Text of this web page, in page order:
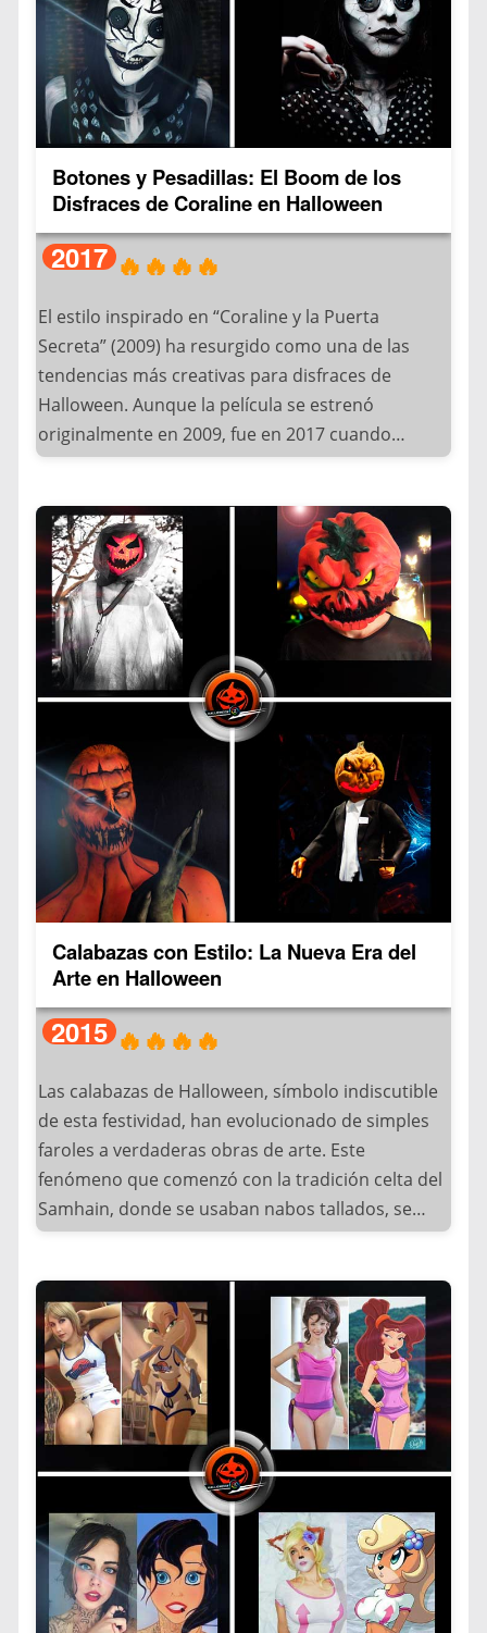
– Jimmy Kimmel imitó a Matt Damon
– Nicole Richie se convirtió en Marie Antoinette
Sin embargo, fue en 2018 cuando alcanzó su peak
gracias a transformaciones como:
– Marilyn Monroe con su icónica pose del vestido
– Michael Jackson en su etapa Thriller
La modelo alemana Heidi Klum, reina indiscutible
de los disfraces de Halloween, llevó esta técnica a
otro nivel cuando: Recreó el look werewolf de
Michael Jackson, reprodujo coreográficamente el
videoclip Thriller e incluyó un séquito de zombies
profesionales.
plataformas como: Instagram (#FaceHalloween
con 2M+ posts), YouTube (tutoriales con 50M+
vistas) y TikTok (challenges de transformación).
Actualmente, la técnica del Face sigue
evolucionando, incorporando inteligencia
artificial y realidad aumentada para crear
disfraces aún más impactantes cada Halloween.
Botones y Pesadillas: El Boom de los
Disfraces de Coraline en Halloween
2017 🔥🔥🔥🔥
El estilo inspirado en “Coraline y la Puerta
Secreta” (2009) ha resurgido como una de las
tendencias más creativas para disfraces de
Halloween. Aunque la película se estrenó
originalmente en 2009, fue en 2017 cuando
alcanzó un nuevo peak de popularidad gracias a
aniversario de su producción.
Esta estética única se caracteriza por:
– Ojos reemplazados por botones oscuros
– Peinados azules vibrantes y despeinados
– Maquillaje pálido con mejillas sonrosadas
– Chaquetas amarillas y botas de lluvia
La tendencia cobró fuerza particularmente
cuando: Netflix agregó la película a su catálogo en
2016, por los artistas de maquillaje en Instagram
que comenzaron a recrear el look y por la
plataforma TikTok popularizó transformaciones
#ButtonEyeChallenge.
Actualmente, las versiones más populares
incluyen: La madre alternativa (Other Mother) en
su forma araña, Coraline con diferentes etapas de
transformación y las interpretaciones
modernizadas con LED en los botones.
Este fenómeno demuestra cómo el cine de
animación puede inspirar tendencias de
Halloween años después de su estreno,
manteniendo su relevancia a través de nuevas
Calabazas con Estilo: La Nueva Era del
Arte en Halloween
2015 🔥🔥🔥🔥
Las calabazas de Halloween, símbolo indiscutible
de esta festividad, han evolucionado de simples
faroles a verdaderas obras de arte. Este
fenómeno que comenzó con la tradición celta del
Samhain, donde se usaban nabos tallados, se
transformó radicalmente cuando los inmigrantes
calabazas nativas, mucho más fáciles de tallar. La
tradición de disfrazarse con máscaras de
calabaza en Halloween tiene sus raíces en
antiguas celebraciones celtas, pero su
popularización moderna se debe a varios factores
culturales clave. Originalmente, el uso de
máscaras vegetales formaba parte del festival de
– Los celtas usaban nabos tallados para
ahuyentar espíritus
– Se creía que las máscaras protegían de seres